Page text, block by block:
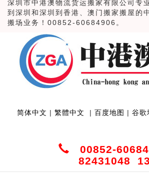
深圳市中港澳物流货运搬家有限公司专
到深圳和深圳到香港、澳门搬家搬屋的
搬场业务！00852-60684906。
简体中文 | 繁體中文 | 百度地图 | 谷歌
00852-
82431048